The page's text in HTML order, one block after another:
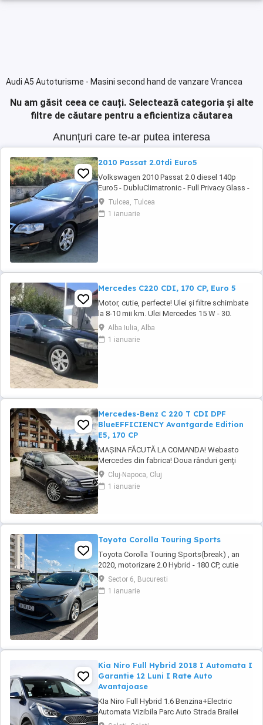
Audi A5 Autoturisme - Masini second hand de vanzare Vrancea
Nu am găsit ceea ce cauți. Selectează categoria și alte
filtre de căutare pentru a eficientiza căutarea
Anunțuri care te-ar putea interesa
2010 Passat 2.0tdi Euro5
Volkswagen 2010 Passat 2.0 diesel 140p
Euro5 - DubluClimatronic - Full Privacy Glass -
Navigatie originala - Pilot automat ESP -
Sistem Start-Stop - Airbaguri frontale -
Airbaguri laterale - Parbriz cu incalzire -
Tulcea, Tulcea
1 ianuarie
Mercedes C220 CDI, 170 CP, Euro 5
Motor, cutie, perfecte! Ulei și filtre schimbate
la 8-10 mii km. Ulei Mercedes 15 W - 30.
Echipamente si caracteristici speciale: Sistem
de navigație COMAND APS: Sistem de
navigație integrat ultramodern cu ghidare
Alba Iulia, Alba
1 ianuarie
Mercedes-Benz C 220 T CDI DPF
BlueEFFICIENCY Avantgarde Edition
E5, 170 CP
MAȘINA FĂCUTĂ LA COMANDA! Webasto
Mercedes din fabrica! Doua rânduri genți
echipate. Echipament special: Faruri bi-xenon
cu distribuție adaptivă a luminii (Intelligent
Light System), sistem de asistență la
de combustibil: ...
Cluj-Napoca, Cluj
1 ianuarie
Toyota Corolla Touring Sports
Toyota Corolla Touring Sports(break) , an
2020, motorizare 2.0 Hybrid - 180 CP, cutie
automată, perfectă pentru oraș și drumuri
lungi, recunoscută pentru fiabilitate și
consum redus. *Dotări* Siguranță & Asistență
Sector 6, Bucuresti
1 ianuarie
Kia Niro Full Hybrid 2018 I Automata I
Garantie 12 Luni I Rate Auto
Avantajoase
KIa Niro Full Hybrid 1.6 Benzina+Electric
Automata Vizibila Parc Auto Strada Brailei
Nr.306, Galati Finanțare prin UniCredit